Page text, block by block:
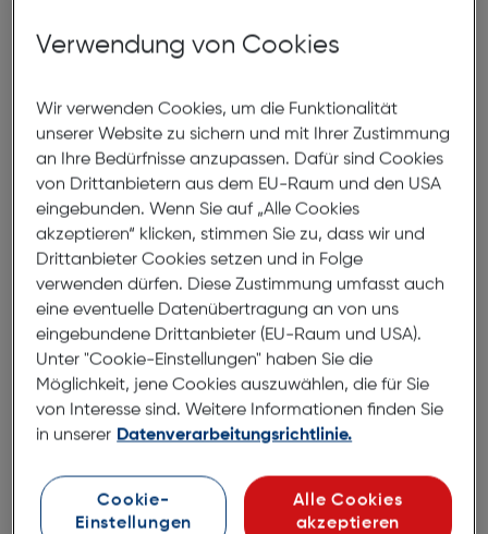
K-Actor KV 529 C03 Damenbrille
Eine sportliche und sanft geschwungene Fassung
aus einer federleichten Metalllegierung. Die Form
eignet sich besonders für Brillenträgerinnen deren
Augenbrauen ebenfalls leicht geschwungen sind.
Durch die spritzige Farbgebung erscheint diese
Fassung freundlich und unaufdringlich. Diese
Eigenschaften machen die Brille zur perfekten Wahl
für Brillenträgerinnen die sich vom Grau des Alltages
abheben wollen, sowie qualitativ hochwertige, und
nachhaltige Verarbeitungsqualität schätzen.
Abmessungen
Brillenbreite:
Steg:16mm
Verwendung von Cookies
Wir verwenden Cookies, um die Funktionalität
unserer Website zu sichern und mit Ihrer Zustimmung
an Ihre Bedürfnisse anzupassen. Dafür sind Cookies
von Drittanbietern aus dem EU-Raum und den USA
eingebunden. Wenn Sie auf „Alle Cookies
akzeptieren“ klicken, stimmen Sie zu, dass wir und
Drittanbieter Cookies setzen und in Folge
verwenden dürfen. Diese Zustimmung umfasst auch
eine eventuelle Datenübertragung an von uns
eingebundene Drittanbieter (EU-Raum und USA).
Unter "Cookie-Einstellungen" haben Sie die
Möglichkeit, jene Cookies auszuwählen, die für Sie
von Interesse sind. Weitere Informationen finden Sie
in unserer Datenverarbeitungsrichtlinie.
Cookie-
Einstellungen
Alle Cookies
akzeptieren